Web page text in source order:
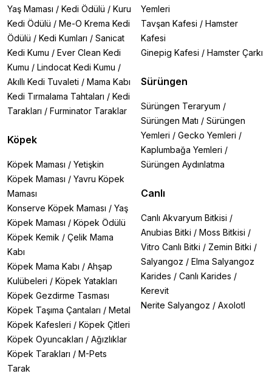
Yaş Maması / Kedi Ödülü / Kuru
Kedi Ödülü / Me-O Krema Kedi
Ödülü / Kedi Kumları / Sanicat
Kedi Kumu / Ever Clean Kedi
Kumu / Lindocat Kedi Kumu /
Akıllı Kedi Tuvaleti / Mama Kabı
Kedi Tırmalama Tahtaları / Kedi
Tarakları / Furminator Taraklar
Köpek
Köpek Maması / Yetişkin
Köpek Maması / Yavru Köpek
Maması
Konserve Köpek Maması / Yaş
Köpek Maması / Köpek Ödülü
Köpek Kemik / Çelik Mama
Kabı
Köpek Mama Kabı / Ahşap
Kulübeleri / Köpek Yatakları
Köpek Gezdirme Tasması
Köpek Taşıma Çantaları / Metal
Köpek Kafesleri / Köpek Çitleri
Köpek Oyuncakları / Ağızlıklar
Köpek Tarakları / M-Pets
Tarak
Yemleri
Tavşan Kafesi / Hamster
Kafesi
Ginepig Kafesi / Hamster Çarkı
Sürüngen
Sürüngen Teraryum /
Sürüngen Matı / Sürüngen
Yemleri / Gecko Yemleri /
Kaplumbağa Yemleri /
Sürüngen Aydınlatma
Canlı
Canlı Akvaryum Bitkisi /
Anubias Bitki / Moss Bitkisi /
Vitro Canlı Bitki / Zemin Bitki /
Salyangoz / Elma Salyangoz
Karides / Canlı Karides /
Kerevit
Nerite Salyangoz / Axolotl